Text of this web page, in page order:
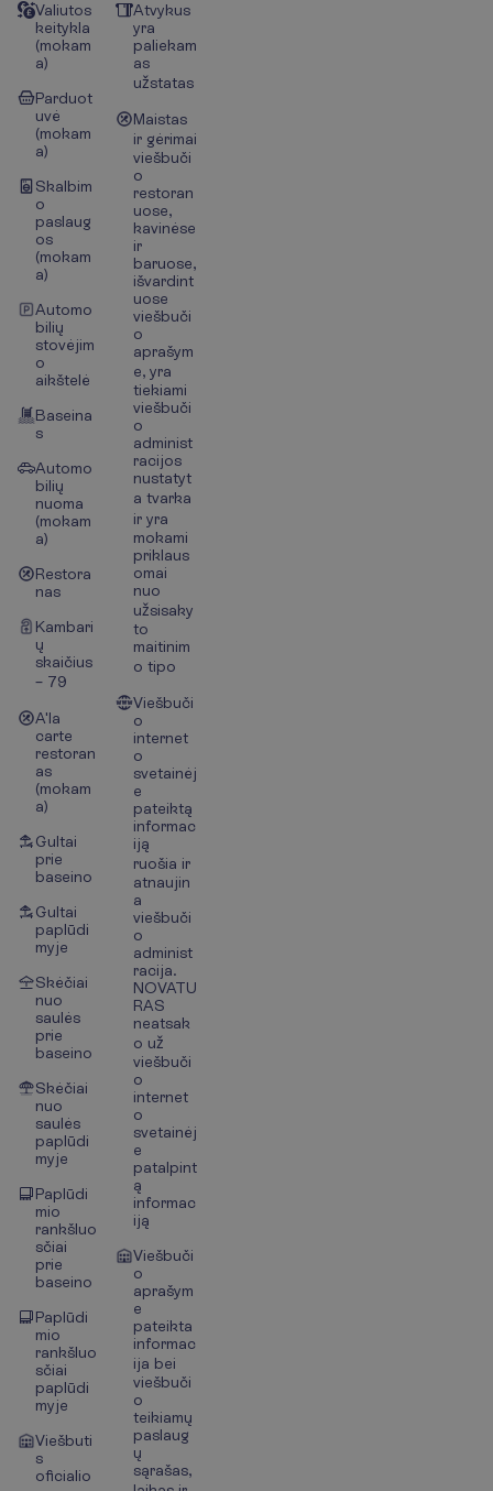
Valiutos
keitykla
(mokam
a)
Parduot
uvė
(mokam
a)
Skalbim
o
paslaug
os
(mokam
a)
Automo
bilių
stovėjim
o
aikštelė
Baseina
s
Automo
bilių
nuoma
(mokam
a)
Restora
nas
Kambari
ų
skaičius
– 79
A'la
carte
restoran
as
(mokam
a)
Gultai
prie
baseino
Gultai
paplūdi
myje
Skėčiai
nuo
saulės
prie
baseino
Skėčiai
nuo
saulės
paplūdi
myje
Paplūdi
mio
rankšluo
sčiai
prie
baseino
Paplūdi
mio
rankšluo
sčiai
paplūdi
myje
Viešbuti
s
oficialio
Atvykus
yra
paliekam
as
užstatas
Maistas
ir gėrimai
viešbuči
o
restoran
uose,
kavinėse
ir
baruose,
išvardint
uose
viešbuči
o
aprašym
e, yra
tiekiami
viešbuči
o
administ
racijos
nustatyt
a tvarka
ir yra
mokami
priklaus
omai
nuo
užsisaky
to
maitinim
o tipo
Viešbuči
o
internet
o
svetainėj
e
pateiktą
informac
iją
ruošia ir
atnaujin
a
viešbuči
o
administ
racija.
NOVATU
RAS
neatsak
o už
viešbuči
o
internet
o
svetainėj
e
patalpint
ą
informac
iją
Viešbuči
o
aprašym
e
pateikta
informac
ija bei
viešbuči
o
teikiamų
paslaug
ų
sąrašas,